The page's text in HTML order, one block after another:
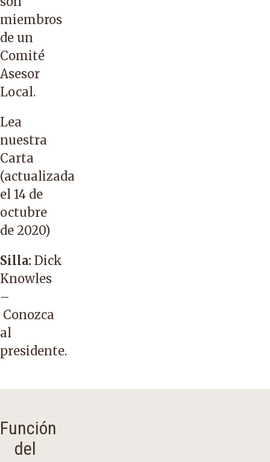
miembros
de un
Comité
Asesor
Local.
Lea
nuestra
Carta
(actualizada
el 14 de
octubre
de 2020)
Silla: Dick
Knowles
–
Conozca
al
presidente.
Función
del